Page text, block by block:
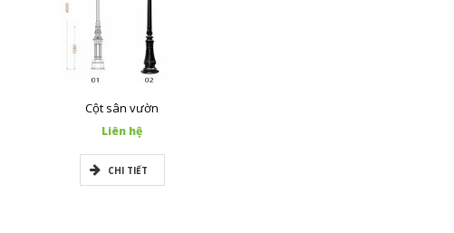
Cột sân vườn
Liên hệ
CHI TIẾT